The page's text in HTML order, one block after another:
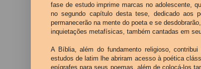
fase de estudo imprime marcas no adolescente,
no segundo capítulo desta tese, dedicado aos
permanecerão na mente do poeta e se
inquietações metafísicas, também cantadas em
A Bíblia, além do fundamento religioso,
estudos de latim lhe abriram acesso à poética
epígrafes para seus poemas, além de colocá-los